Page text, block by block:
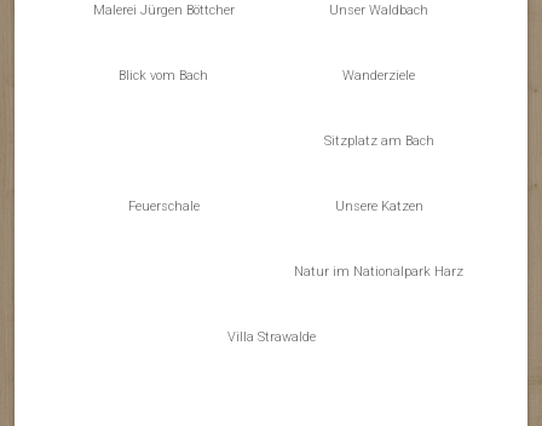
Malerei Jürgen Böttcher Unser Waldbach
Blick vom Bach Wanderziele
Sitzplatz am Bach
Feuerschale Unsere Katzen
Natur im Nationalpark Harz
Villa Strawalde